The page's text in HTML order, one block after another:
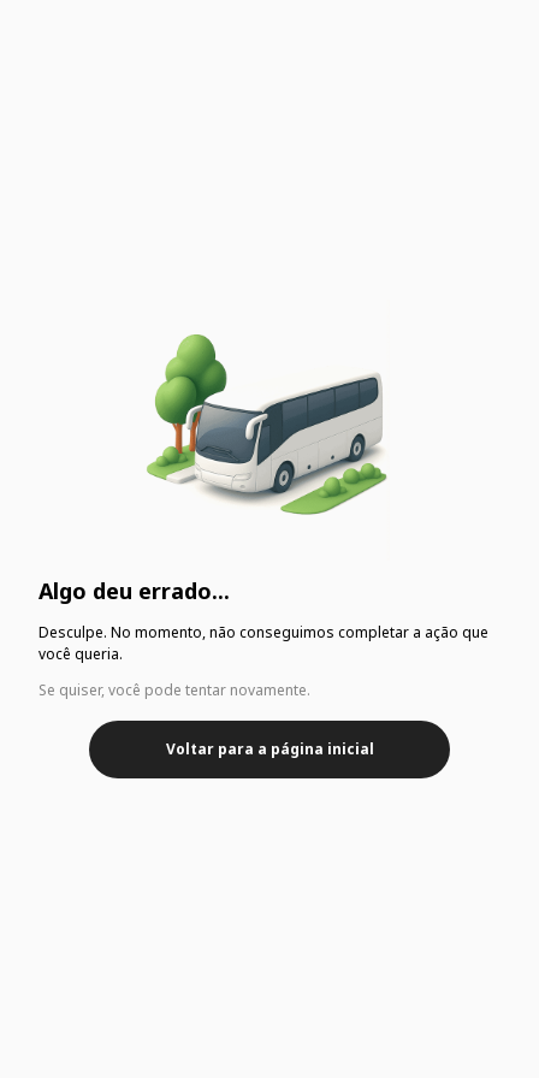
Algo deu errado...
Desculpe. No momento, não conseguimos completar a ação que
você queria.
Se quiser, você pode tentar novamente.
Voltar para a página inicial